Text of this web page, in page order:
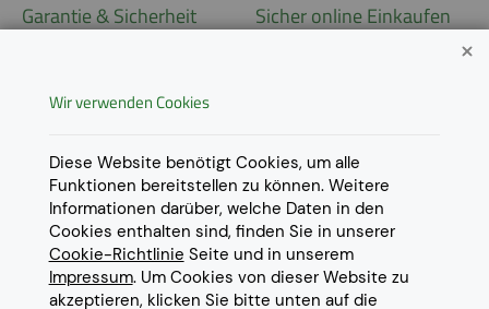
Garantie & Sicherheit
Datenschutz
Impressum
Cookie Einstellungen
Sicher online Einkaufen
Lieferungen in weitere Länder
gerne aufAnfrage
Wir verwenden Cookies
Diese Website benötigt Cookies, um alle
Funktionen bereitstellen zu können. Weitere
Informationen darüber, welche Daten in den
Cookies enthalten sind, finden Sie in unserer
Cookie-Richtlinie Seite und in unserem
Impressum. Um Cookies von dieser Website zu
akzeptieren, klicken Sie bitte unten auf die